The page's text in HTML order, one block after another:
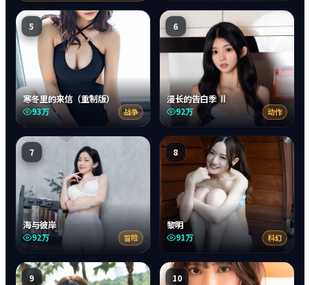
5
寒冬里的来信（重制版）
93万 战争
6
漫长的告白季 Ⅱ
92万 动作
7
海与彼岸
92万 冒险
8
黎明
91万 科幻
9 10